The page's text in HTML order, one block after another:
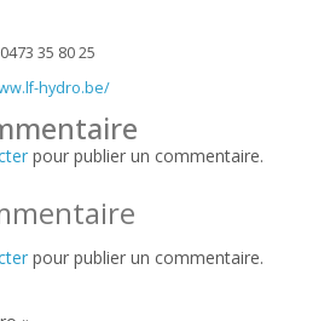
0473 35 80 25
hydro.be/
pour publier un commentaire.
pour publier un commentaire.